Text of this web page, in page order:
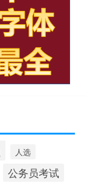
人选
公务员考试